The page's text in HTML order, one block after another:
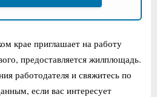
крае приглашает на работу
предоставляется жилплощадь.
работодателя и свяжитесь по
если вас интересует